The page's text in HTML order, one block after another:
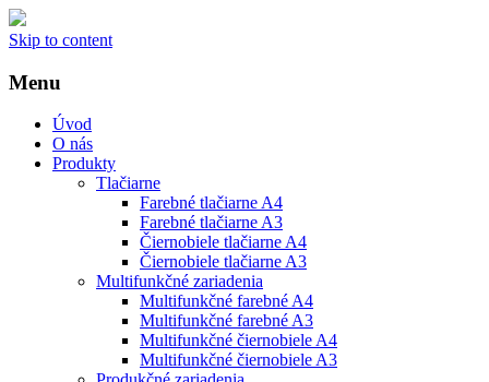
Skip to content
Menu
Úvod
O nás
Produkty
Tlačiarne
Farebné tlačiarne A4
Farebné tlačiarne A3
Čiernobiele tlačiarne A4
Čiernobiele tlačiarne A3
Multifunkčné zariadenia
Multifunkčné farebné A4
Multifunkčné farebné A3
Multifunkčné čiernobiele A4
Multifunkčné čiernobiele A3